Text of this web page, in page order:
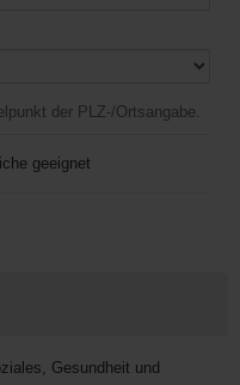
der PLZ-/Ortsangabe.
geeignet
Gesundheit und